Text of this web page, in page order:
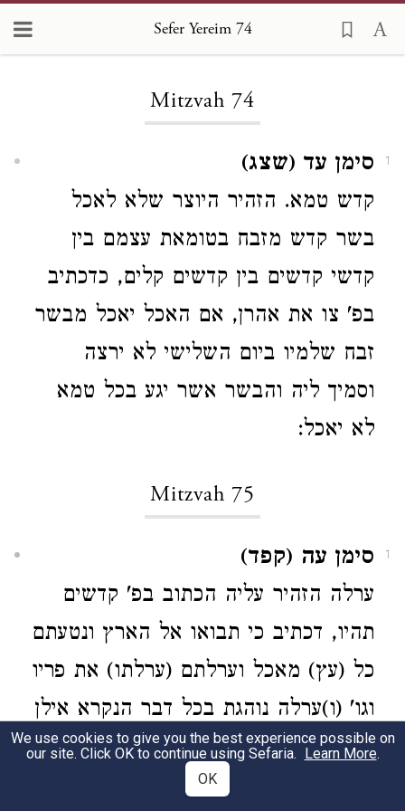
Sefer Yereim 74
Mitzvah 74
1
סימן עד (שצג)
קדש טמא. הזהיר היוצר שלא לאכל
בשר קדש מזבח בטומאת עצמם בין
קדשי קדשים בין קדשים קלים, כדכתיב
בפ' צו את אהרן, אם האכל יאכל מבשר
זבח שלמיו ביום השלישי לא ירצה
וסמיך ליה והבשר אשר יגע בכל טמא
לא יאכל:
Mitzvah 75
1
סימן עה (קפד)
ערלה הזהיר עליה הכתוב בפ' קדשים
תהיו, דכתיב כי תבואו אל הארץ ונטעתם
כל (עץ) מאכל וערלתם (ערלתו) את פריו
וגו' (ו)ערלה נוהגת בכל דבר הנקרא אילן
והוא עושה פרי מאכל אדם, דכתיב
ונטעתם כל עץ מאכל במאכל אדם
We use cookies to give you the best experience possible on
our site. Click OK to continue using Sefaria. Learn More.
OK